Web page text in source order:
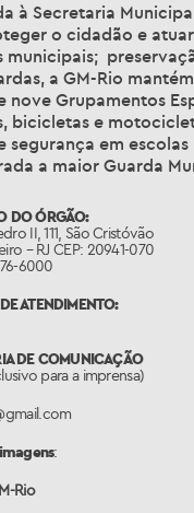
à Secretaria
o cidadão e
municipais;
a GM-Rio
nove Grupamentos
bicicletas e
segurança em
a maior Guarda
DO ÓRGÃO:
II, 111, São Cristóvão
– RJ CEP: 20941-070
6000
ATENDIMENTO:
DE COMUNICAÇÃO
para a imprensa)
:
Rio